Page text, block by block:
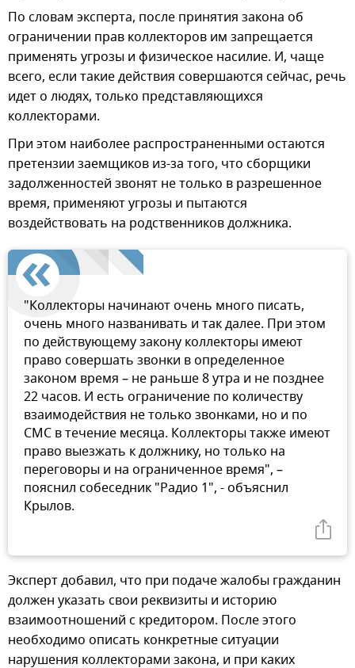
По словам эксперта, после принятия закона об
ограничении прав коллекторов им запрещается
применять угрозы и физическое насилие. И, чаще
всего, если такие действия совершаются сейчас, речь
идет о людях, только представляющихся
коллекторами.
При этом наиболее распространенными остаются
претензии заемщиков из-за того, что сборщики
задолженностей звонят не только в разрешенное
время, применяют угрозы и пытаются
воздействовать на родственников должника.
"Коллекторы начинают очень много писать,
очень много названивать и так далее. При этом
по действующему закону коллекторы имеют
право совершать звонки в определенное
законом время – не раньше 8 утра и не позднее
22 часов. И есть ограничение по количеству
взаимодействия не только звонками, но и по
СМС в течение месяца. Коллекторы также имеют
право выезжать к должнику, но только на
переговоры и на ограниченное время", –
пояснил собеседник "Радио 1", - объяснил
Крылов.
Эксперт добавил, что при подаче жалобы гражданин
должен указать свои реквизиты и историю
взаимоотношений с кредитором. После этого
необходимо описать конкретные ситуации
нарушения коллекторами закона, и при каких